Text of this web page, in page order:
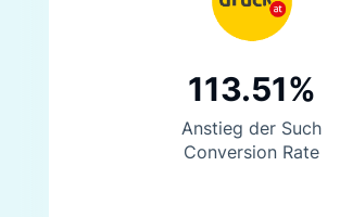
113.51%
Anstieg der Such
Conversion Rate